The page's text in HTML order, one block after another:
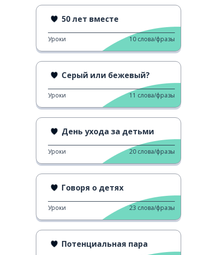
50 лет вместе
Уроки 10 слова/фразы
Серый или бежевый?
Уроки 11 слова/фразы
День ухода за детьми
Уроки 20 слова/фразы
Говоря о детях
Уроки 23 слова/фразы
Потенциальная пара